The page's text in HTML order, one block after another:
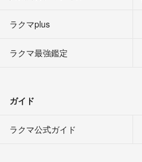
ラクマplus
ラクマ最強鑑定
ガイド
ラクマ公式ガイド